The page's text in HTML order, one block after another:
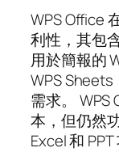
WPS Office
利性，其包
用於簡報的
WPS
需求。 WPS
本，但仍然
Excel 和 PPT